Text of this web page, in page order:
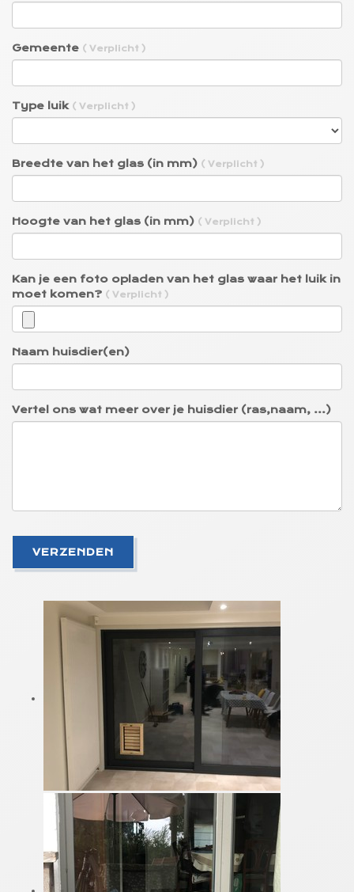
Gemeente ( Verplicht )
Type luik ( Verplicht )
Breedte van het glas (in mm) ( Verplicht )
Hoogte van het glas (in mm) ( Verplicht )
Kan je een foto opladen van het glas waar het luik in
moet komen? ( Verplicht )
Naam huisdier(en)
Vertel ons wat meer over je huisdier (ras,naam, ...)
VERZENDEN